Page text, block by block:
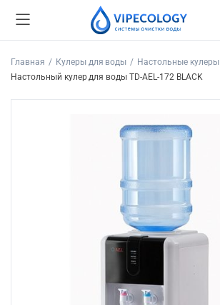
Главная Кулеры для воды
Настольные кулеры
Настольный кулер для воды TD-AEL-172 BLACK